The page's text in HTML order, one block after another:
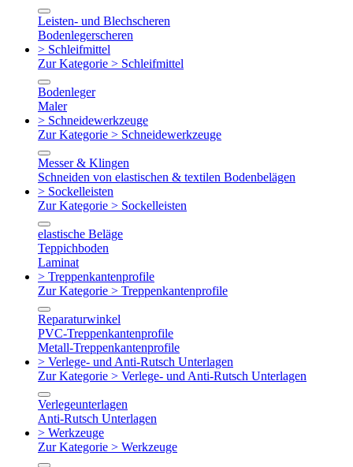
Leisten- und Blechscheren
Bodenlegerscheren
> Schleifmittel
Zur Kategorie > Schleifmittel
Bodenleger
Maler
> Schneidewerkzeuge
Zur Kategorie > Schneidewerkzeuge
Messer & Klingen
Schneiden von elastischen & textilen Bodenbelägen
> Sockelleisten
Zur Kategorie > Sockelleisten
elastische Beläge
Teppichboden
Laminat
> Treppenkantenprofile
Zur Kategorie > Treppenkantenprofile
Reparaturwinkel
PVC-Treppenkantenprofile
Metall-Treppenkantenprofile
> Verlege- und Anti-Rutsch Unterlagen
Zur Kategorie > Verlege- und Anti-Rutsch Unterlagen
Verlegeunterlagen
Anti-Rutsch Unterlagen
> Werkzeuge
Zur Kategorie > Werkzeuge